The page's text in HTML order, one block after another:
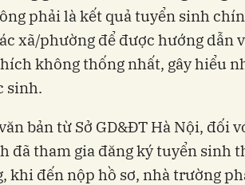
phải là kết quả tuyển sinh
xã/phường để được hướng dẫn
không thống nhất, gây hiểu
sinh.
bản từ Sở GD&ĐT Hà Nội, đối
đã tham gia đăng ký tuyển sinh
khi đến nộp hồ sơ, nhà trường